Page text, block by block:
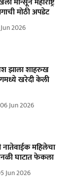
मोठी अपडेट
2026
झाला शाहरुख
खरेदी केली
06 Jun 2026
नातेवाईक महिलेचा
घाटात फेकला
Jun 2026